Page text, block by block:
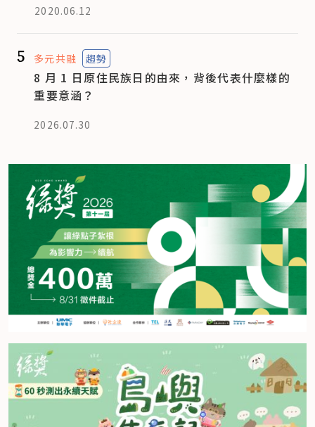
2020.06.12
5 多元共融 趨勢
8 月 1 日原住民族日的由來，背後代表什麼樣的
重要意涵？
2026.07.30